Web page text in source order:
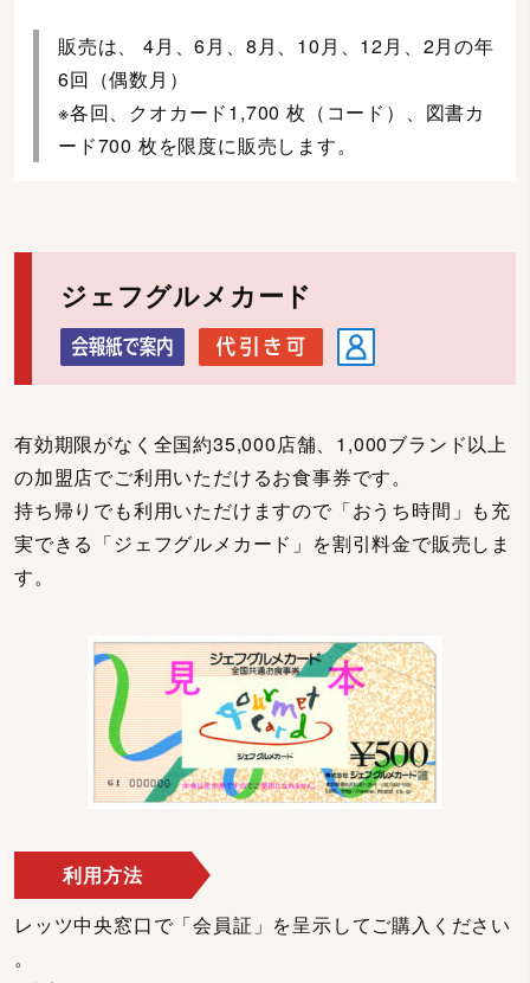
販売は、 4月、6月、8月、10月、12月、2月の年
6回（偶数月）
※各回、クオカード1,700 枚（コード）、図書カ
ード700 枚を限度に販売します。
ジェフグルメカード
有効期限がなく全国約35,000店舗、1,000ブランド以上
の加盟店でご利用いただけるお食事券です。
持ち帰りでも利用いただけますので「おうち時間」も充
実できる「ジェフグルメカード」を割引料金で販売しま
す。
利用方法
レッツ中央窓口で「会員証」を呈示してご購入ください
。